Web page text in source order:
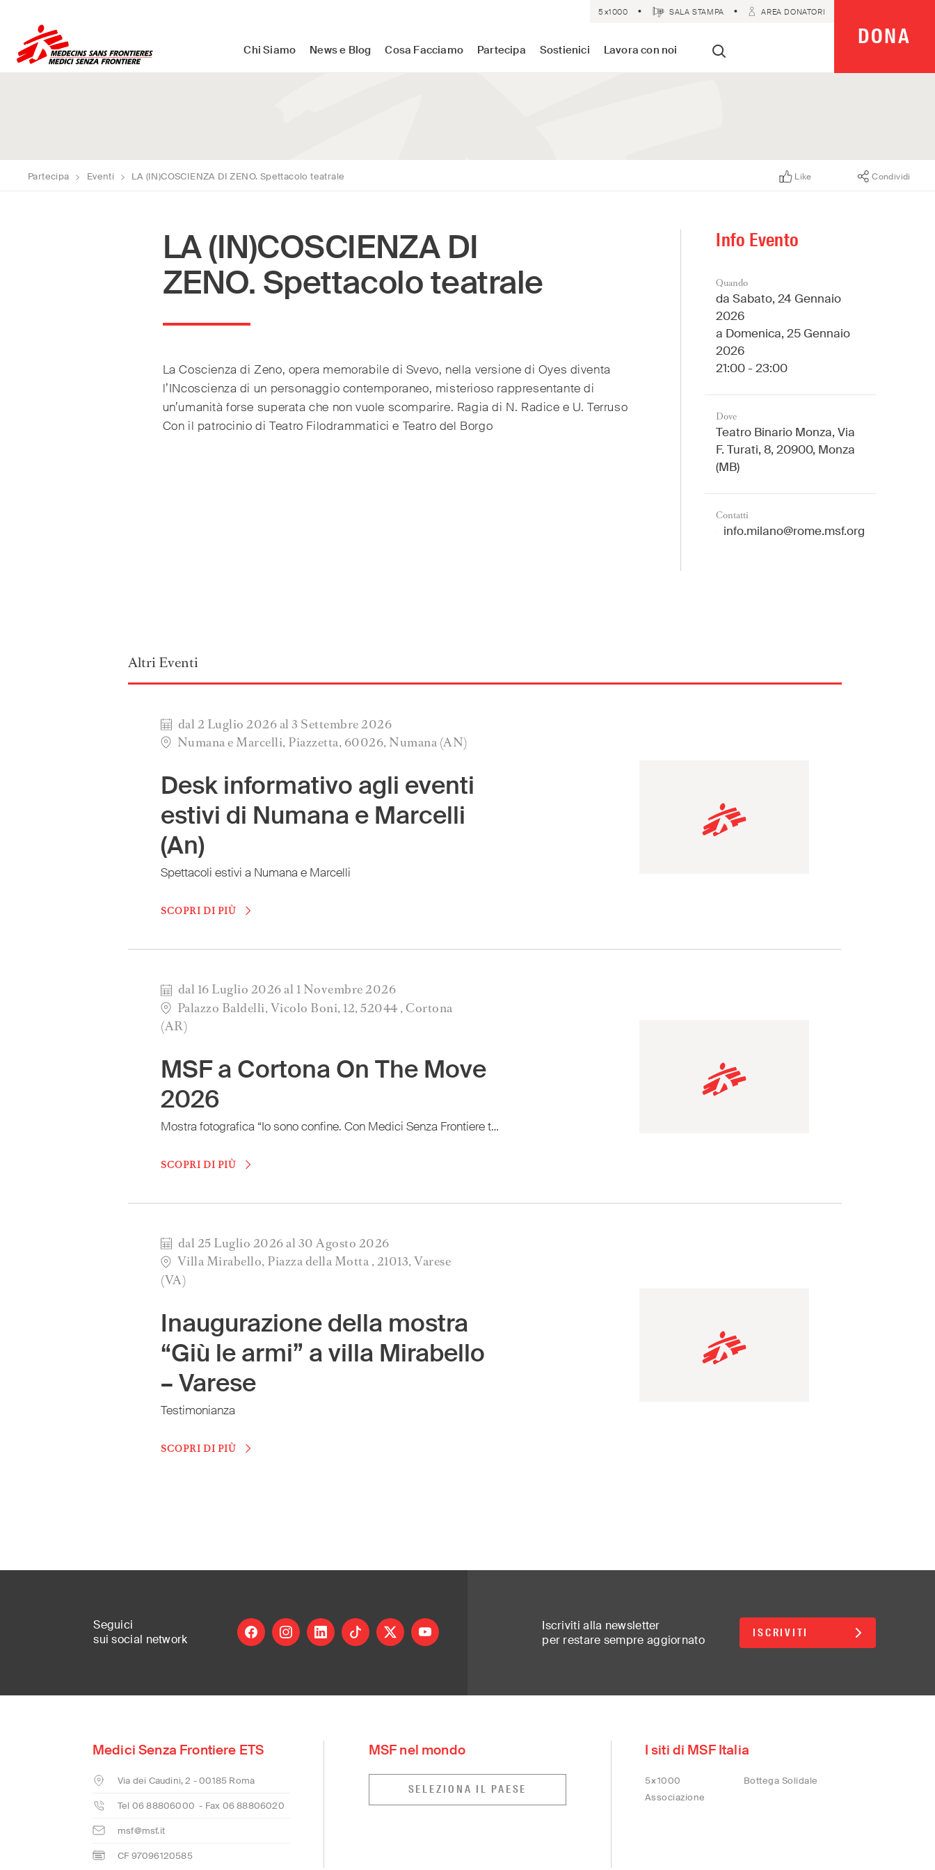
Chi Siamo News e Blog Cosa Facciamo Partecipa Sostienici Lavora con noi
5×1000 SALA STAMPA AREA DONATORI
DONA
Partecipa > Eventi > LA (IN)COSCIENZA DI ZENO. Spettacolo teatrale Like Condividi
LA (IN)COSCIENZA DI
ZENO. Spettacolo teatrale
La Coscienza di Zeno, opera memorabile di Svevo, nella versione di Oyes diventa
l’INcoscienza di un personaggio contemporaneo, misterioso rappresentante di
un’umanità forse superata che non vuole scomparire. Ragia di N. Radice e U. Terruso
Con il patrocinio di Teatro Filodrammatici e Teatro del Borgo
Info Evento
Quando
daSabato, 24 Gennaio
2026
a Domenica, 25 Gennaio
2026
21:00 - 23:00
Dove
Teatro Binario Monza, Via
F. Turati, 8, 20900, Monza
(MB)
Contatti
info.milano@rome.msf.org
Altri Eventi
dal 2 Luglio 2026 al 3 Settembre 2026
Numana e Marcelli, Piazzetta, 60026, Numana (AN)
Desk informativo agli eventi
estivi di Numana e Marcelli
(An)
Spettacoli estivi a Numana e Marcelli
SCOPRI DI PIÙ
dal 16 Luglio 2026 al 1 Novembre 2026
Palazzo Baldelli, Vicolo Boni, 12, 52044 , Cortona
(AR)
MSF a Cortona On The Move
2026
Mostra fotografica “Io sono confine. Con Medici Senza Frontiere tra viaggio, attesa e cura”
SCOPRI DI PIÙ
dal 25 Luglio 2026 al 30 Agosto 2026
Villa Mirabello, Piazza della Motta , 21013, Varese
(VA)
Inaugurazione della mostra
“Giù le armi” a villa Mirabello
– Varese
Testimonianza
SCOPRI DI PIÙ
Seguici
sui social network
facebookinstagramlinkedintiktok X youtube
Iscriviti alla newsletter
per restare sempre aggiornato
ISCRIVITI
Medici Senza Frontiere ETS
Via dei Caudini, 2 - 00185 Roma
Tel 06 88806000 - Fax 06 88806020
msf@msf.it
CF 97096120585
MSF nel mondo
SELEZIONA IL PAESE
I siti di MSF Italia
5×1000
Bottega Solidale
Associazione
MSF Italia is part of a global network delivering medical aid
Greece (ελληνικά)
Hong Kong (繁體中文)
Russia